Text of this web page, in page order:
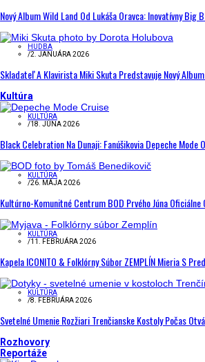
Nový Album Wild Land Od Lukáša Oravca: Inovatívny Big
HUDBA
/2. JANUÁRA 2026
Skladateľ A Klavirista Miki Skuta Predstavuje Nový
Kultúra
KULTÚRA
/18. JÚNA 2026
Black Celebration Na Dunaji: Fanúšikovia Depeche
KULTÚRA
/26. MÁJA 2026
Kultúrno-Komunitné Centrum BOD Prvého Júna Oficiálne
KULTÚRA
/11. FEBRUÁRA 2026
Kapela ICONITO & Folklórny Súbor ZEMPLÍN Mieria S
KULTÚRA
/8. FEBRUÁRA 2026
Svetelné Umenie Rozžiari Trenčianske Kostoly Počas
Rozhovory
Reportáže